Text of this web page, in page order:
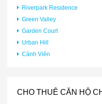
Riverpark Residence
Green Valley
Garden Court
Urban Hill
Cảnh Viên
CHO THUÊ CĂN HỘ